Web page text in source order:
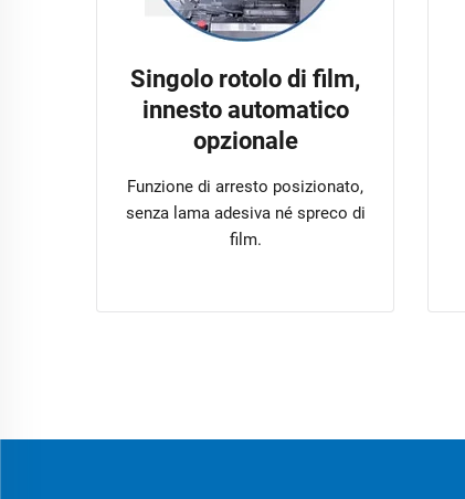
Singolo rotolo di film,
innesto automatico
opzionale
Funzione di arresto posizionato,
senza lama adesiva né spreco di
film.